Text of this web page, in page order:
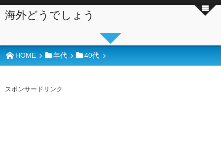
海外どうでしょう
HOME 年代 40代
スポンサードリンク